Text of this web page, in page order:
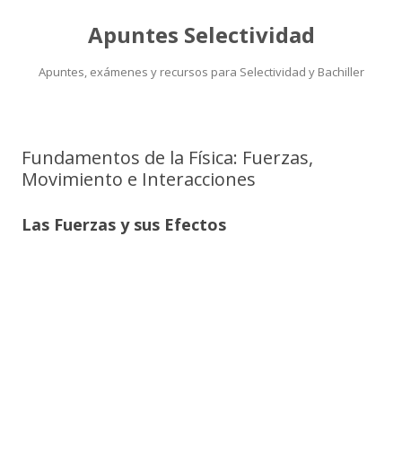
Apuntes Selectividad
Apuntes, exámenes y recursos para Selectividad y Bachiller
Fundamentos de la Física: Fuerzas,
Movimiento e Interacciones
Las Fuerzas y sus Efectos